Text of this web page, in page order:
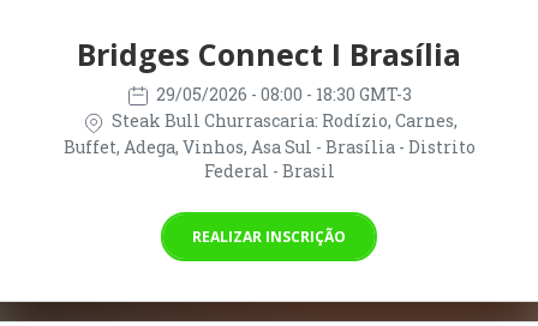
Bridges Connect I Brasília
29/05/2026 - 08:00 - 18:30 GMT-3
Steak Bull Churrascaria: Rodízio, Carnes,
Buffet, Adega, Vinhos, Asa Sul - Brasília - Distrito
Federal - Brasil
REALIZAR INSCRIÇÃO